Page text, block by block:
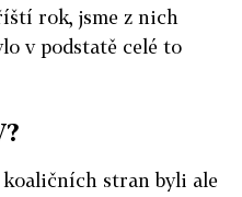
rok, jsme z nich
v podstatě celé to
stran byli ale